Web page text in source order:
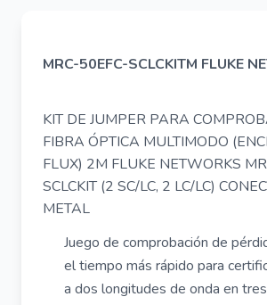
MRC-50EFC-SCLCKITM FLUKE
KIT DE JUMPER PARA
FIBRA ÓPTICA MULTIMODO
FLUX) 2M FLUKE NETWORKS
SCLCKIT (2 SC/LC, 2 LC/LC)
METAL
Juego de comprobación de
el tiempo más rápido para
a dos longitudes de onda en